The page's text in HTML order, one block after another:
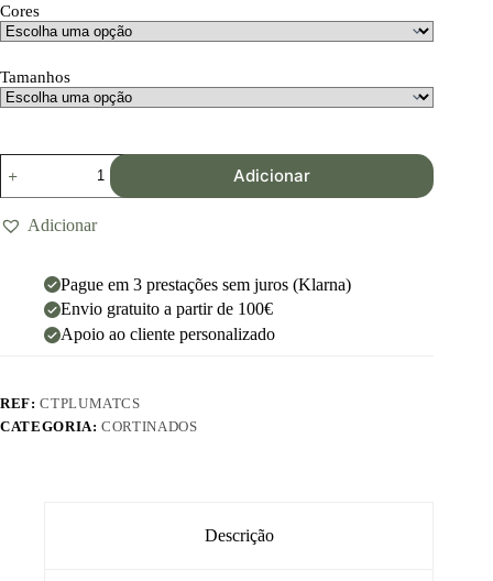
Cores
Tamanhos
Adicionar
Adicionar
Pague em 3 prestações sem juros (Klarna)
Envio gratuito a partir de 100€
Apoio ao cliente personalizado
REF:CTPLUMATCS
CATEGORIA:CORTINADOS
Descrição